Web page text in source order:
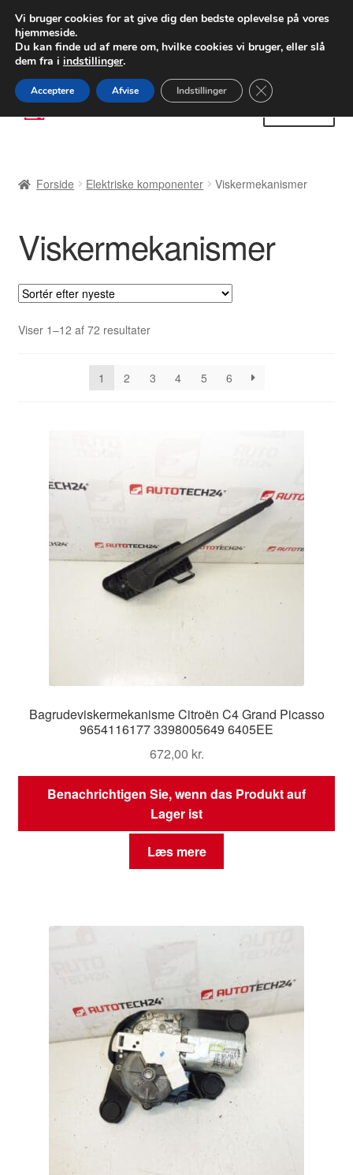
LEVERING fra 55 kr.
FEDEX verdensomspændende forsendelse
80 82 72 02
Spring
til
Spring
til
Betalinger
Kasse
Klage
Klageprocedure
Min Konto
Vilkår og betingelser
Forside Elektriske komponenter Viskermekanismer
Viskermekanismer
Viser 1–12 af 72 resultaterSorteret
1
2 3 4 5 6
Bagrudeviskermekanisme Citroën C4 Grand Picasso
9654116177 3398005649 6405EE
672,00 kr.
Benachrichtigen Sie, wenn das Produkt auf
Lager ist
Læs mere
Vi bruger cookies for at give dig den bedste oplevelse på vores
hjemmeside.
Du kan finde ud af mere om, hvilke cookies vi bruger, eller slå
dem fra i indstillinger.
Acceptere Afvise Indstillinger Close GDPR